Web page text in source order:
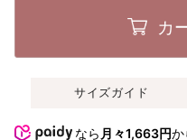
カ
サイズガイド
なら 月々1,663円か